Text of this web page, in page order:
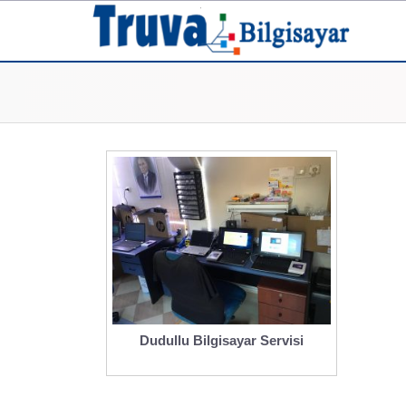
Dudullu Bilgisayar Servisi